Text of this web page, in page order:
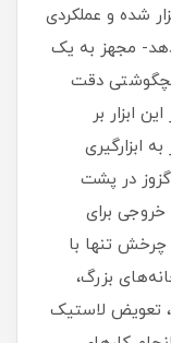
شده و عملکردی
مجهز به یک
دقت
ابزار بر
ابزارگیری
در پشت
برای
تنها با
بزرگ،
تعویض لاستیک‌